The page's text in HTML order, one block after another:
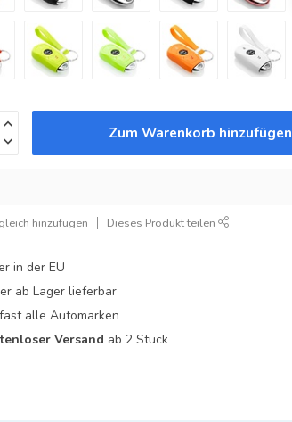
Zum Warenkorb hinzufügen
hinzufügen Dieses Produkt teilen
in der EU
ab Lager lieferbar
alle Automarken
Versand ab 2 Stück